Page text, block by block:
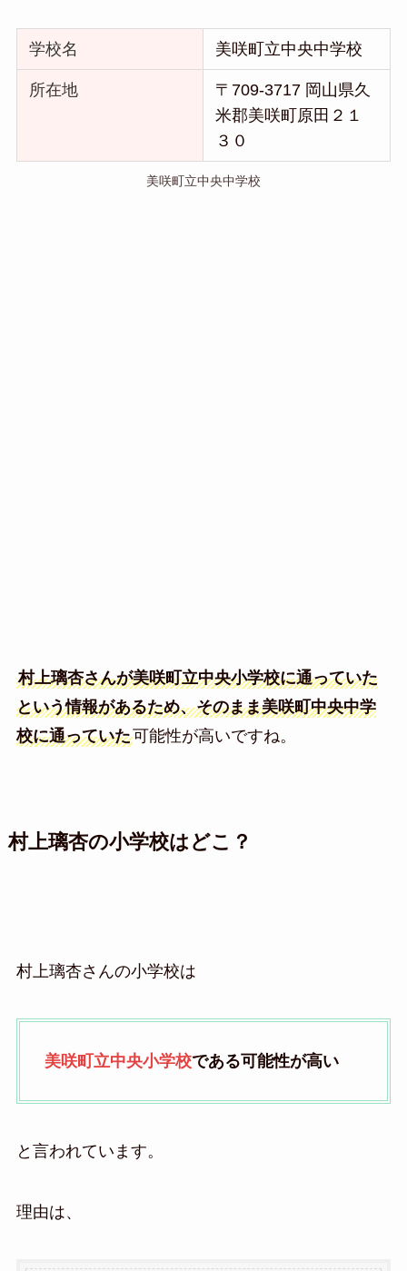
学校名 美咲町立中央中学校
所在地
〒709-3717 岡山県久
米郡美咲町原田２１
３０
美咲町立中央中学校
村上璃杏さんが美咲町立中央小学校に通っていた
という情報があるため、そのまま美咲町中央中学
校に通っていた可能性が高いですね。
村上璃杏の小学校はどこ？
村上璃杏さんの小学校は
美咲町立中央小学校である可能性が高い
と言われています。
理由は、